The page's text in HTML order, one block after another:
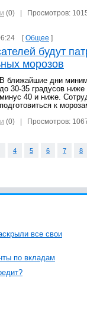
(0) | Просмотров:
[Общее ]
будут
морозов
В ближайшие дни
до 30-35 градусов
минус 40 и ниже.
подготовиться к
(0) | Просмотров:
4 5 6 7 8
все свои
по вкладам